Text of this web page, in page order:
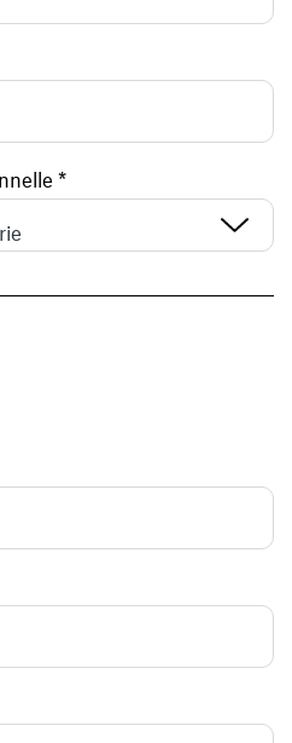
Votre catégorie professionnelle *